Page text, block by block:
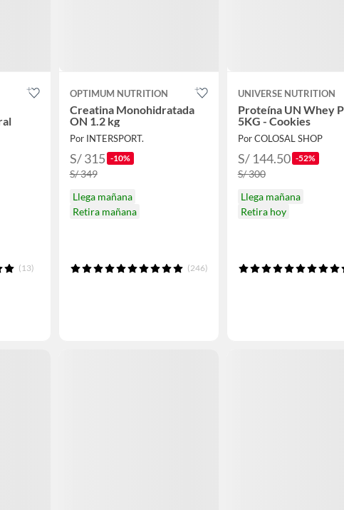
(13)
OPTIMUM NUTRITION
Creatina Monohidratada
ON 1.2 kg
Por INTERSPORT.
S/ 315 -10%
S/ 349
Llega mañana
Retira mañana
(246)
UNIVERSE NUTRITION
Proteína UN Whey
5KG - Cookies
Por COLOSAL SHOP
S/ 144.50 -52%
S/ 300
Llega mañana
Retira hoy